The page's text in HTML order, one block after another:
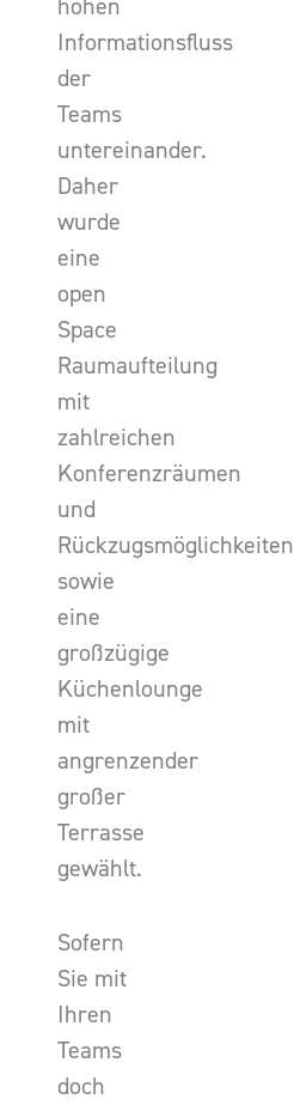
hohen
Informationsfluss
der
Teams
untereinander.
Daher
wurde
eine
open
Space
Raumaufteilung
mit
zahlreichen
Konferenzräumen
und
Rückzugsmöglichkeiten
sowie
eine
großzügige
Küchenlounge
mit
angrenzender
großer
Terrasse
gewählt.
Sofern
Sie mit
Ihren
Teams
doch